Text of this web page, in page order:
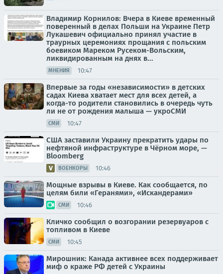
Владимир Корнилов: Вчера в Киеве временный
поверенный в делах Польши на Украине Петр
Лукашевич официально принял участие в
траурных церемониях прощания с польским
боевиком Мареком Русеком-Вольским,
ликвидированным на днях в...
МНЕНИЯ 10:47
Впервые за годы «независимости» в детских
садах Киева хватает мест для всех детей, а
когда-то родители становились в очередь чуть
ли не от рождения малыша — укроСМИ
СМИ 10:47
США заставили Украину прекратить удары по
нефтяной инфраструктуре в Чёрном море, —
Bloomberg
ВОЕНКОРЫ 10:46
Мощные взрывы в Киеве. Как сообщается, по
целям били «Геранями», «Искандерами»
СМИ 10:46
Кличко сообщил о возгорании резервуаров с
топливом в Киеве
СМИ 10:45
Мирошник: Канада активнее всех поддерживает
миф о краже РФ детей с Украины